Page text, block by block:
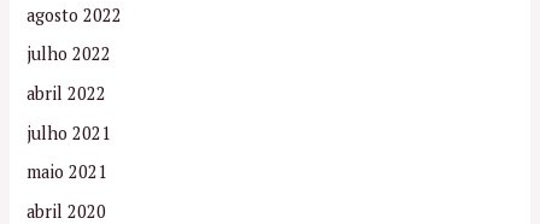
agosto 2022
julho 2022
abril 2022
julho 2021
maio 2021
abril 2020